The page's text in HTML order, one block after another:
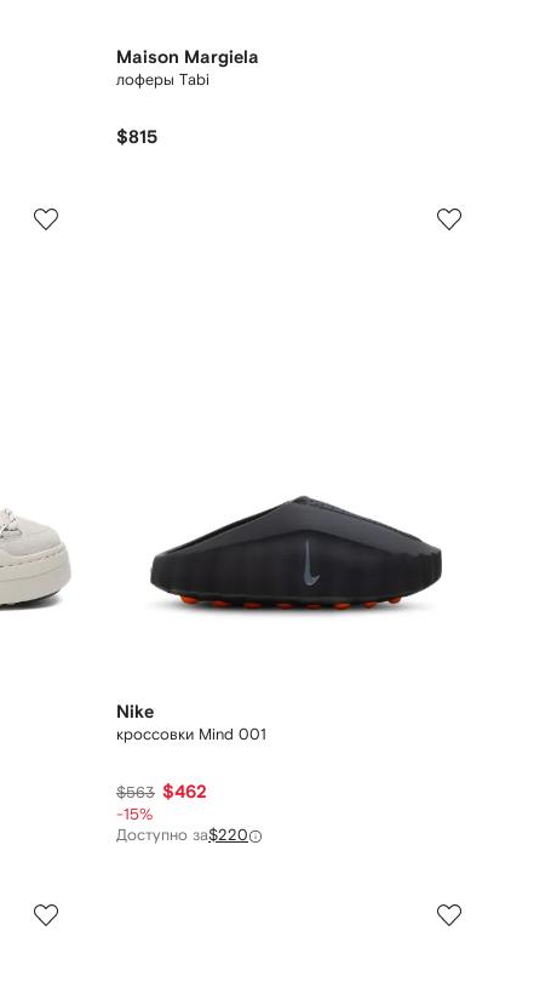
Maison Margiela
лоферы Tabi
$815
Nike
кроссовки Mind 001
$563 $462
-15%
Доступно за$220